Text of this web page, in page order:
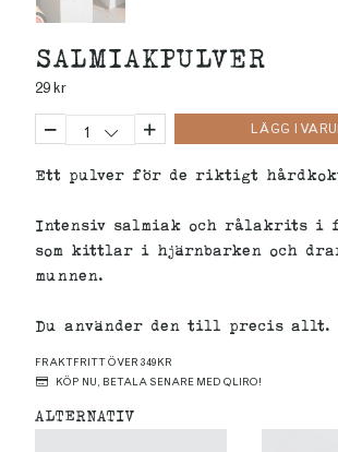
SALMIAKPULVER
29kr
LÄGG I
Ett pulver för de riktigt
Intensiv salmiak och rålakrits i
som kittlar i hjärnbarken och
munnen.
Du använder den till precis allt.
FRAKTFRITT ÖVER 349KR
KÖP NU, BETALA SENARE MED QLIRO!
ALTERNATIV